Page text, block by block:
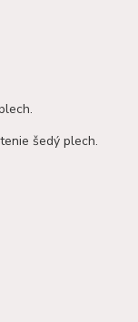
šedý plech.